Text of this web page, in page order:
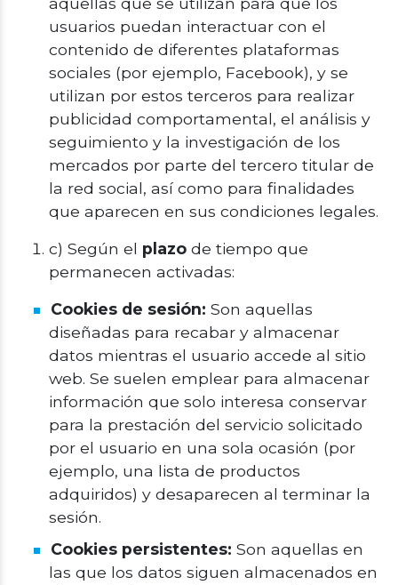
usuarios puedan interactuar con el
contenido de diferentes plataformas
sociales (por ejemplo, Facebook), y se
utilizan por estos terceros para realizar
publicidad comportamental, el análisis y
seguimiento y la investigación de los
mercados por parte del tercero titular de
la red social, así como para finalidades
que aparecen en sus condiciones legales.
c) Según el plazo de tiempo que
permanecen activadas:
Cookies de sesión: Son aquellas
diseñadas para recabar y almacenar
datos mientras el usuario accede al sitio
web. Se suelen emplear para almacenar
información que solo interesa conservar
para la prestación del servicio solicitado
por el usuario en una sola ocasión (por
ejemplo, una lista de productos
adquiridos) y desaparecen al terminar la
sesión.
Cookies persistentes: Son aquellas en
las que los datos siguen almacenados en